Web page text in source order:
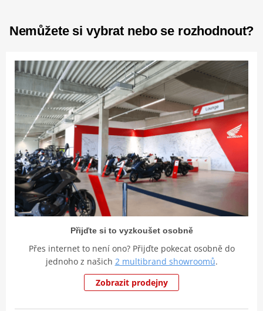
Nemůžete si vybrat nebo se rozhodnout?
Přijďte si to vyzkoušet osobně
Přes internet to není ono? Přijďte pokecat osobně do
jednoho z našich 2 multibrand showroomů.
Zobrazit prodejny